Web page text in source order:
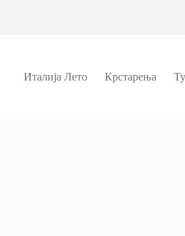
Италија Лето Крстарења